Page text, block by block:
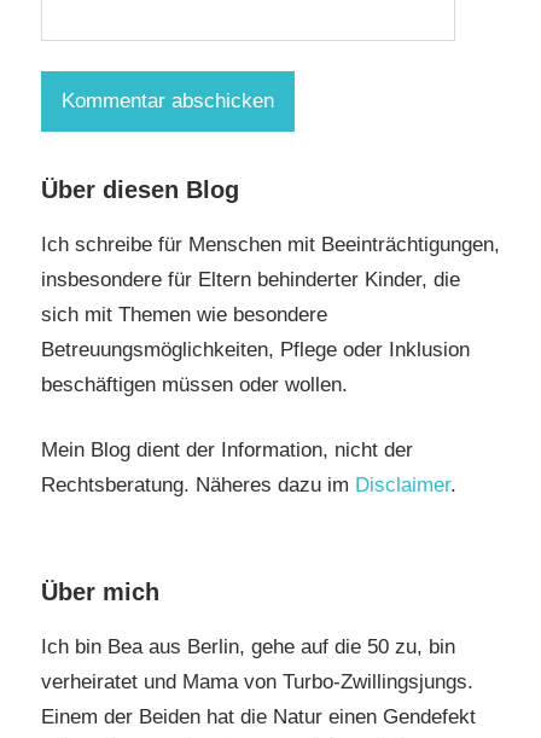
Über diesen Blog
Ich schreibe für Menschen mit Beeinträchtigungen,
insbesondere für Eltern behinderter Kinder, die
sich mit Themen wie besondere
Betreuungsmöglichkeiten, Pflege oder Inklusion
beschäftigen müssen oder wollen.
Mein Blog dient der Information, nicht der
Rechtsberatung. Näheres dazu im Disclaimer.
Über mich
Ich bin Bea aus Berlin, gehe auf die 50 zu, bin
verheiratet und Mama von Turbo-Zwillingsjungs.
Einem der Beiden hat die Natur einen Gendefekt